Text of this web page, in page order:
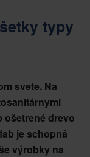
typy
svete. Na
ošetrené drevo
je schopná
výrobky na